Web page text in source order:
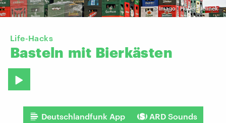
©Imago | Hubert Jelinek
Life-Hacks
Basteln mit Bierkästen
Deutschlandfunk App ARD Sounds